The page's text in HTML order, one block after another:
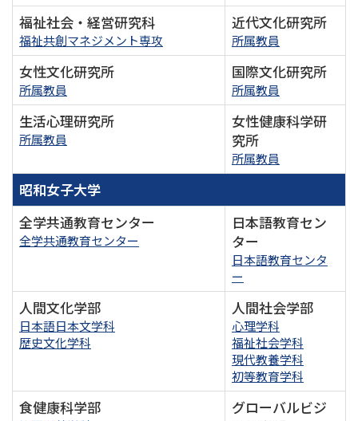
福祉社会・経営研究科
福祉共創マネジメント専攻
近代文化研究所
所属教員
女性文化研究所
所属教員
国際文化研究所
所属教員
生活心理研究所
所属教員
女性健康科学研
究所
所属教員
昭和女子大学
全学共通教育センター
全学共通教育センター
日本語教育セン
ター
日本語教育センタ
ー
人間文化学部
日本語日本文学科
歴史文化学科
人間社会学部
心理学科
福祉社会学科
現代教養学科
初等教育学科
食健康科学部
グローバルビジ